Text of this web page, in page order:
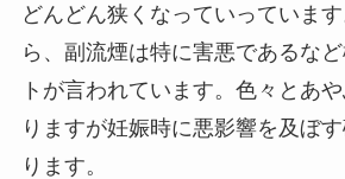
どんどん狭くなっていっていま
ら、副流煙は特に害悪であるな
トが言われています。色々とあ
りますが妊娠時に悪影響を及ぼ
ります。